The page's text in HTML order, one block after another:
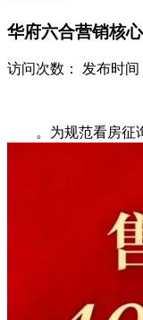
华府六合营销核
访问次数： 发布时间
。为规范看房征询